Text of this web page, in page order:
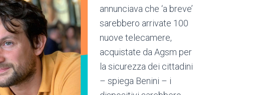
annunciava che ‘a breve’
sarebbero arrivate 100
nuove telecamere,
acquistate da Agsm per
la sicurezza dei cittadini
– spiega Benini – i